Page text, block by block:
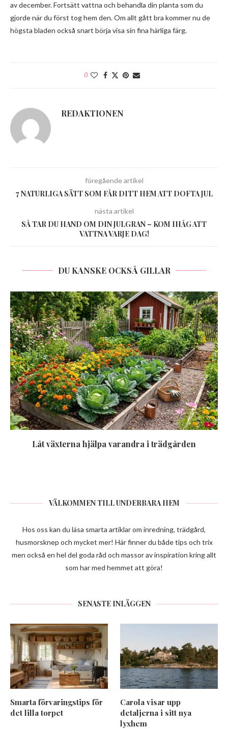
av december. Fortsätt vattna och behandla din planta som du
gjorde när du först tog hem den. Om allt gått bra kommer nu de
högsta bladen också snart börja visa sin fina härliga färg.
0
REDAKTIONEN
föregående artikel
7 NATURLIGA SÄTT SOM FÅR DITT HEM ATT DOFTA JUL
nästa artikel
SÅ TAR DU HAND OM DIN JULGRAN – KOM IHÅG ATT
VATTNA VARJE DAG!
DU KANSKE OCKSÅ GILLAR
Låt växterna hjälpa varandra i trädgården
VÄLKOMMEN TILL UNDERBARA HEM
Hos oss kan du läsa smarta artiklar om inredning, trädgård,
husmorsknep och mycket mer! Här finner du både tips och trix
men också en hel del goda råd och massor av inspiration kring allt
som har med hemmet att göra!
SENASTE INLÄGGEN
Smarta förvaringstips för
det lilla torpet
Carola visar upp
detaljerna i sitt nya
lyxhem